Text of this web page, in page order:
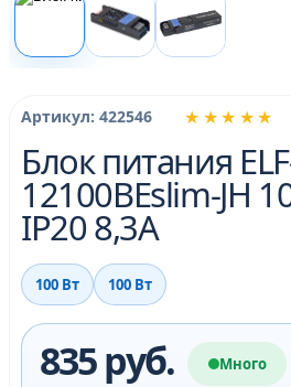
★★★★★
Артикул: 422546
Блок питания
12100BEslim-JH
IP20 8,3A
100 Вт 100 Вт
835 руб. Много